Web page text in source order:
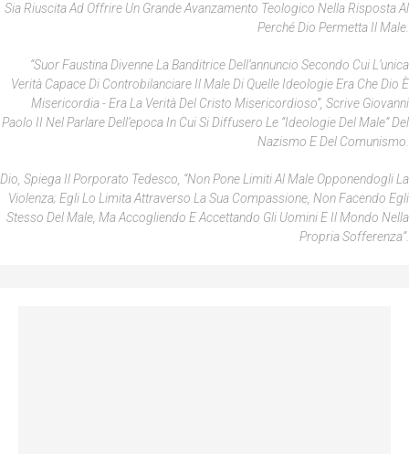
Sia Riuscita Ad Offrire Un Grande Avanzamento Teologico Nella Risposta Al
Perché Dio Permetta Il Male.
“Suor Faustina Divenne La Banditrice Dell’annuncio Secondo Cui L’unica
Verità Capace Di Controbilanciare Il Male Di Quelle Ideologie Era Che Dio È
Misericordia - Era La Verità Del Cristo Misericordioso”, Scrive Giovanni
Paolo II Nel Parlare Dell’epoca In Cui Si Diffusero Le “ideologie Del Male” Del
Nazismo E Del Comunismo.
Dio, Spiega Il Porporato Tedesco, “non Pone Limiti Al Male Opponendogli La
Violenza; Egli Lo Limita Attraverso La Sua Compassione, Non Facendo Egli
Stesso Del Male, Ma Accogliendo E Accettando Gli Uomini E Il Mondo Nella
Propria Sofferenza”.